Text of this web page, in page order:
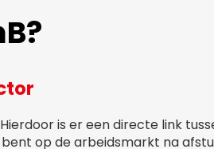
is er een directe link
bent op de arbeidsmarkt na